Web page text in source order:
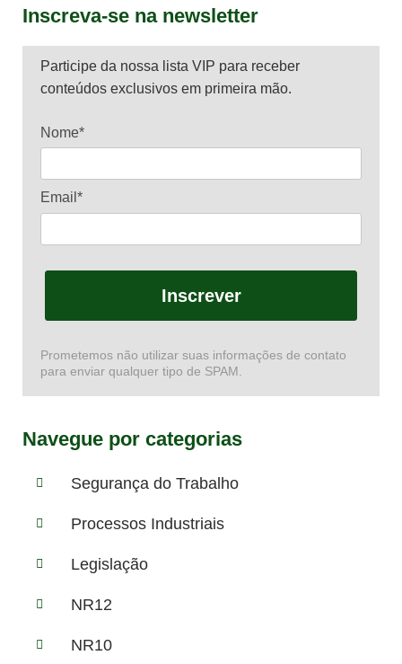
Inscreva-se na newsletter
Participe da nossa lista VIP para receber
conteúdos exclusivos em primeira mão.
Nome*
Email*
Inscrever
Prometemos não utilizar suas informações de contato
para enviar qualquer tipo de SPAM.
Navegue por categorias
Segurança do Trabalho
Processos Industriais
Legislação
NR12
NR10